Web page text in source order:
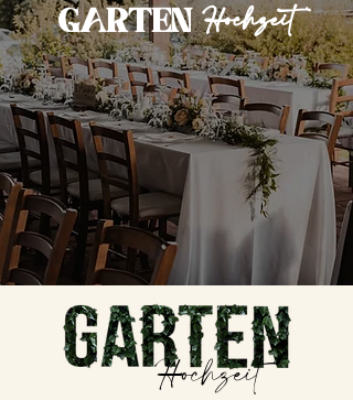
GARTEN Hochzeit
Hochzeit